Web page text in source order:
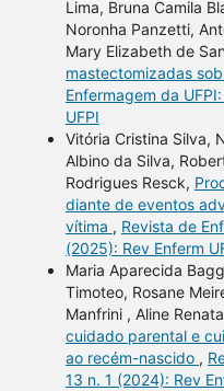
Lima, Bruna Camila
Noronha Panzetti,
Mary Elizabeth de
mastectomizadas
Enfermagem da
UFPI
Vitória Cristina Silva,
Albino da Silva,
Rodrigues Resck,
diante de eventos
vítima , Revista de
(2025): Rev Enferm
Maria Aparecida
Timoteo, Rosane
Manfrini , Aline
cuidado parental e
ao recém-nascido ,
13 n. 1 (2024): Rev